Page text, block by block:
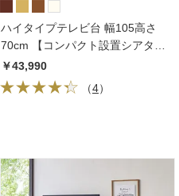
ハイタイプテレビ台 幅105高さ
70cm 【コンパクト設置シアター
シリーズ】
￥43,990
（4）